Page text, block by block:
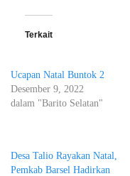
Terkait
Ucapan Natal Buntok 2
Desember 9, 2022
dalam "Barito Selatan"
Desa Talio Rayakan Natal,
Pemkab Barsel Hadirkan